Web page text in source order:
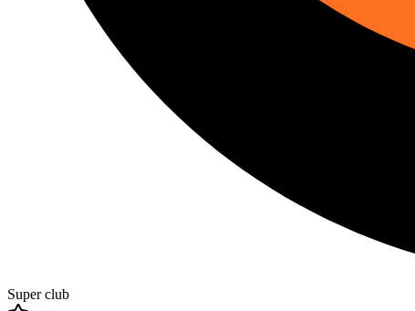
Super club